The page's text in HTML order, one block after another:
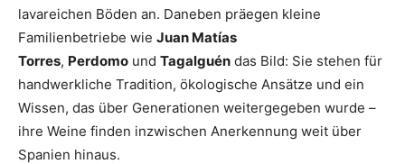
lavareichen Böden an. Daneben präegen kleine
Familienbetriebe wie Juan Matías
Torres, Perdomo und Tagalguén das Bild: Sie stehen für
handwerkliche Tradition, ökologische Ansätze und ein
Wissen, das über Generationen weitergegeben wurde –
ihre Weine finden inzwischen Anerkennung weit über
Spanien hinaus.